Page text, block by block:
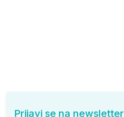
Prijavi se na newsletter